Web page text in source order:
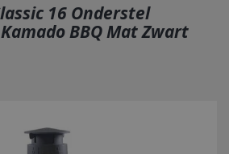
16 Onderstel
BBQ Mat Zwart